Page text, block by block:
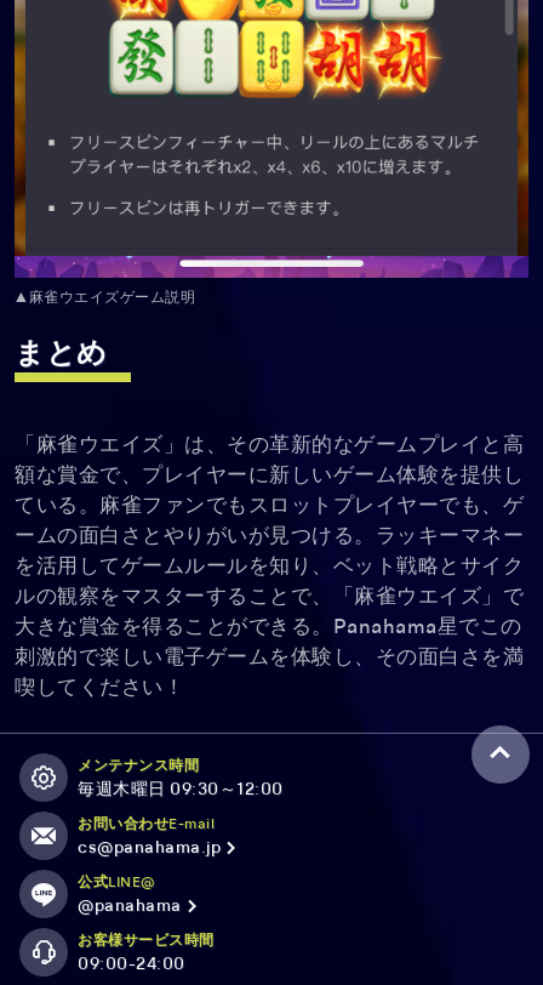
▲麻雀ウエイズゲーム説明
まとめ
「麻雀ウエイズ」は、その革新的なゲームプレイと高
額な賞金で、プレイヤーに新しいゲーム体験を提供し
ている。麻雀ファンでもスロットプレイヤーでも、ゲ
ームの面白さとやりがいが見つける。ラッキーマネー
を活用してゲームルールを知り、ベット戦略とサイク
ルの観察をマスターすることで、「麻雀ウエイズ」で
大きな賞金を得ることができる。Panahama星でこの
刺激的で楽しい電子ゲームを体験し、その面白さを満
喫してください！
メンテナンス時間
毎週木曜日 09:30～12:00
お問い合わせE-mail
cs@panahama.jp
公式LINE@
@panahama
お客様サービス時間
09:00-24:00